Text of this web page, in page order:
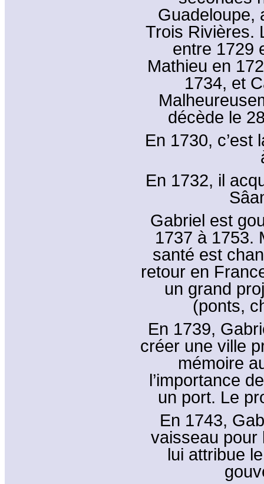
Guadeloupe,
Trois Rivières.
entre 1729
Mathieu en
1734, et
décède le
En 1730, c’est
En 1732, il
Gabriel est
1737 à 1753.
santé est
retour en
un grand
(ponts,
En 1739,
créer une ville
mémoire
l’importance
un port. Le
En 1743,
vaisseau pour
lui attribue